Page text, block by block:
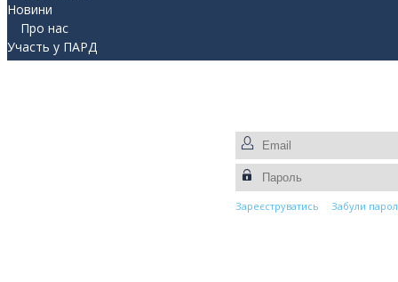
Новини
Про нас
Участь у ПАРД
Прес-центр
Зареєструватись Забули